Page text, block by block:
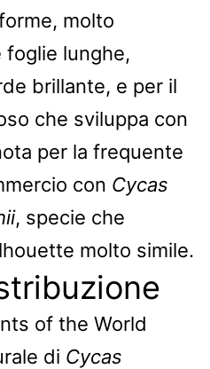
molto
foglie lunghe,
brillante, e per il
che sviluppa con
per la frequente
con Cycas
, specie che
molto simile.
of the World
di Cycas